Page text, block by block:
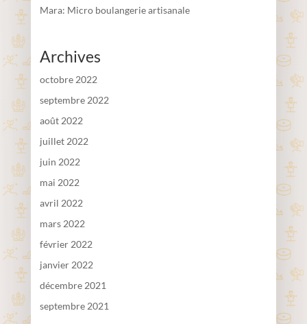
Mara: Micro boulangerie artisanale
Archives
octobre 2022
septembre 2022
août 2022
juillet 2022
juin 2022
mai 2022
avril 2022
mars 2022
février 2022
janvier 2022
décembre 2021
septembre 2021